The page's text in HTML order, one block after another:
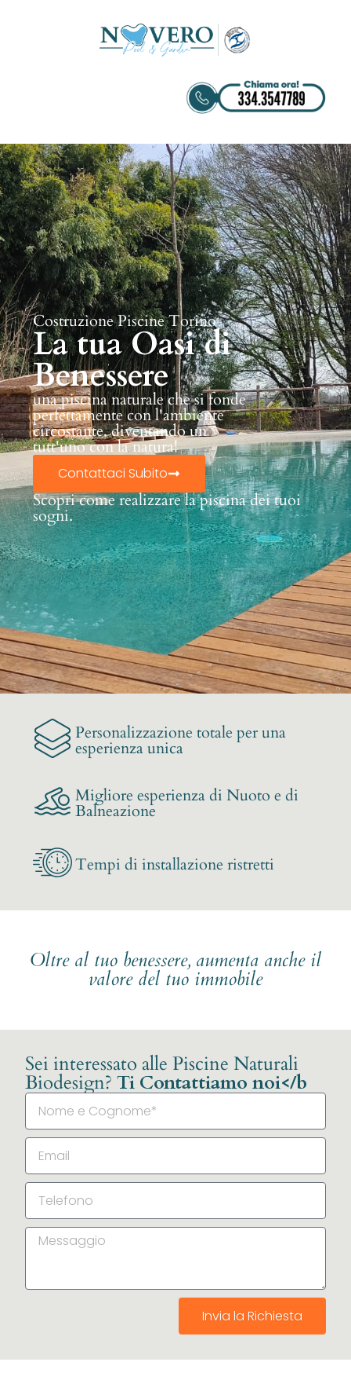
Costruzione Piscine Torino
La tua Oasi di
Benessere
una piscina naturale che si fonde
perfettamente con l'ambiente
circostante, diventando un
tutt'uno con la natura!
Contattaci Subito
Scopri come realizzare la piscina dei tuoi
sogni.
Personalizzazione totale per una
esperienza unica
Migliore esperienza di Nuoto e di
Balneazione
Tempi di installazione ristretti
Oltre al tuo benessere, aumenta anche il
valore del tuo immobile
Sei interessato alle Piscine Naturali
Biodesign? Ti Contattiamo noi</b
Invia la Richiesta